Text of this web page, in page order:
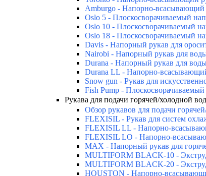
Amburgo - Напорно-всасывающий
Oslo 5 - Плоскосворачиваемый
Oslo 10 - Плоскосворачиваемый
Oslo 18 - Плоскосворачиваемый
Davis - Напорный рукав для
Nairobi - Напорный рукав для
Durana - Напорный рукав для
Durana LL - Напорно-
Snow gun - Рукав для
Fish Pump -
Рукава для подачи горячей/холодной
Обзор рукавов для подачи
FLEXISIL - Рукав для систем
FLEXISIL LL - Напорно-
FLEXISIL LO - Напорно-
MAX - Напорный рукав для
MULTIFORM BLACK-10 -
MULTIFORM BLACK-20 -
HOUSTON - Напорно-